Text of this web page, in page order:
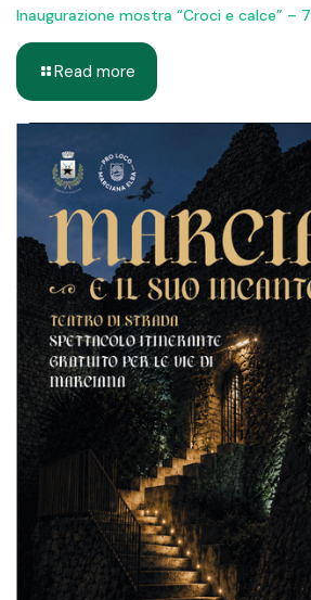
Inaugurazione mostra “Croci e calce” –
Read more